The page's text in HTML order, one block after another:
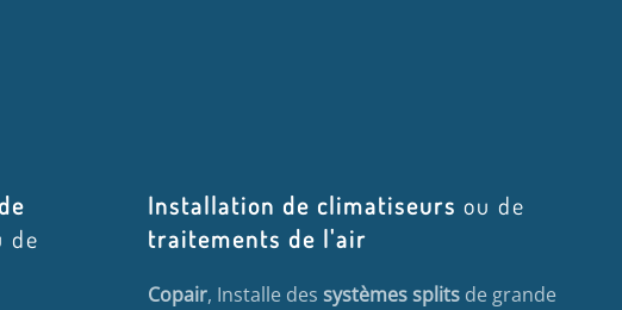
de
Installation de climatiseurs ou de
traitements de l'air
Copair, Installe des systèmes splits de grande